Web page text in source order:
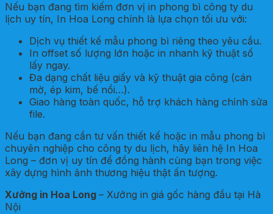
Nếu bạn đang tìm kiếm đơn vị in phong bì công ty du
lịch uy tín, In Hoa Long chính là lựa chọn tối ưu với:
Dịch vụ thiết kế mẫu phong bì riêng theo yêu cầu.
In offset số lượng lớn hoặc in nhanh kỹ thuật số
lấy ngay.
Đa dạng chất liệu giấy và kỹ thuật gia công (cán
mờ, ép kim, bế nổi…).
Giao hàng toàn quốc, hỗ trợ khách hàng chỉnh sửa
file.
Nếu bạn đang cần tư vấn thiết kế hoặc in mẫu phong bì
chuyên nghiệp cho công ty du lịch, hãy liên hệ In Hoa
Long – đơn vị uy tín để đồng hành cùng bạn trong việc
xây dựng hình ảnh thương hiệu thật ấn tượng.
Xưởng in Hoa Long – Xưởng in giá gốc hàng đầu tại Hà
Nội